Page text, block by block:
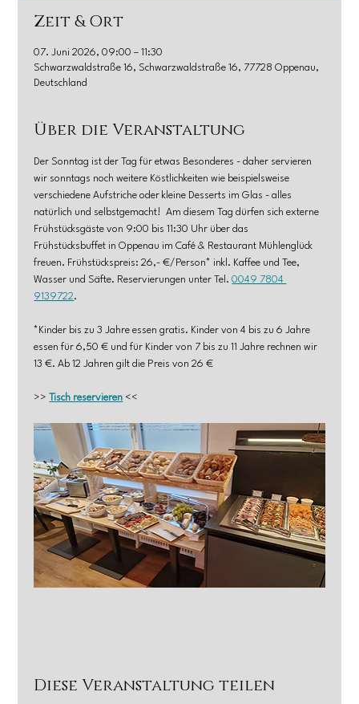
Zeit & Ort
07. Juni 2026, 09:00 – 11:30
Schwarzwaldstraße 16, Schwarzwaldstraße 16, 77728 Oppenau,
Deutschland
Über die Veranstaltung
Der Sonntag ist der Tag für etwas Besonderes - daher servieren
wir sonntags noch weitere Köstlichkeiten wie beispielsweise
verschiedene Aufstriche oder kleine Desserts im Glas - alles
natürlich und selbstgemacht!  Am diesem Tag dürfen sich externe
Frühstücksgäste von 9:00 bis 11:30 Uhr über das
Frühstücksbuffet in Oppenau im Café & Restaurant Mühlenglück
freuen. Frühstückspreis: 26,- €/Person* inkl. Kaffee und Tee,
Wasser und Säfte. Reservierungen unter Tel. 0049 7804
9139722.
*Kinder bis zu 3 Jahre essen gratis. Kinder von 4 bis zu 6 Jahre
essen für 6,50 € und für Kinder von 7 bis zu 11 Jahre rechnen wir
13 €. Ab 12 Jahren gilt die Preis von 26 €
>> Tisch reservieren <<
Diese Veranstaltung teilen